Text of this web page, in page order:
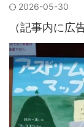
2026-05-30
（記事内に広